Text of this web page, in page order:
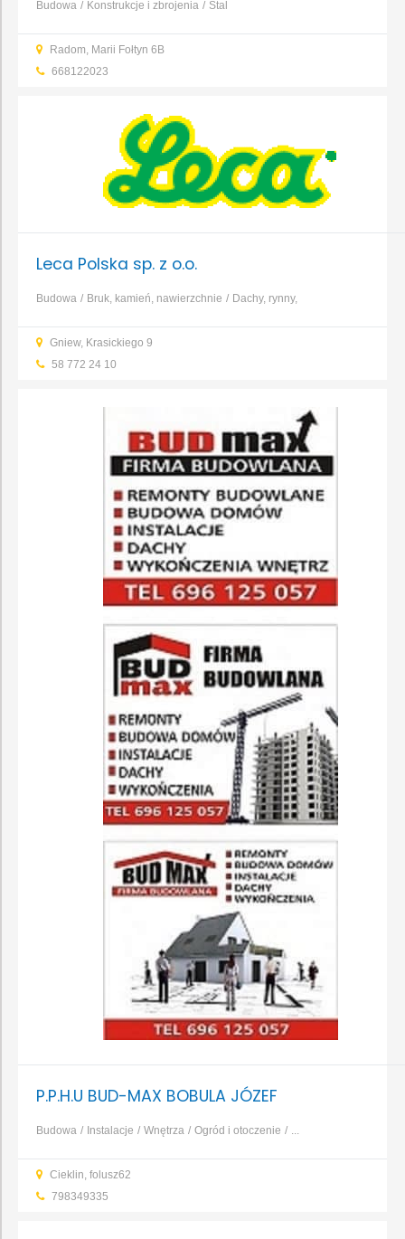
Budowa Konstrukcje i zbrojenia Stal
Radom, Marii Fołtyn 6B
668122023
Leca Polska sp. z o.o.
Budowa Bruk, kamień, nawierzchnie
Dachy, rynny,
ziemne, wykopy
Garaże, wiaty, bramy garażowe
systemy kominowe
Gniew, Krasickiego 9
58 772 24 10
P.P.H.U BUD-MAX BOBULA JÓZEF
Budowa Instalacje Wnętrza Ogród i otoczenie ...
Cieklin, folusz62
798349335